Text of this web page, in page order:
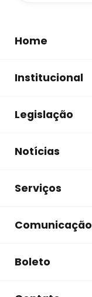
Home
Institucional
Legislação
Notícias
Serviços
Comunicação
Boleto